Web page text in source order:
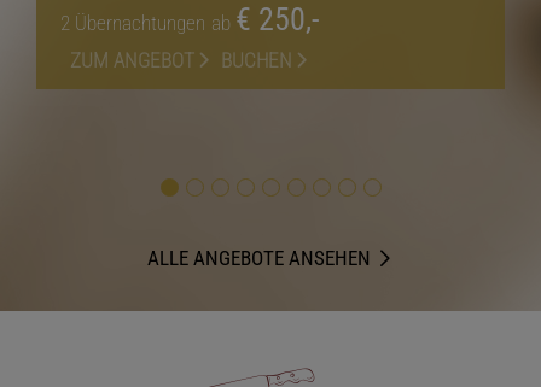
2 Übernachtungen ab € 250,-
ZUM ANGEBOT BUCHEN
ALLE ANGEBOTE ANSEHEN